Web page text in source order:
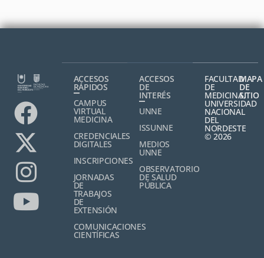
ACCESOS
RÁPIDOS
CAMPUS
VIRTUAL
MEDICINA
CREDENCIALES
DIGITALES
INSCRIPCIONES
JORNADAS
DE
TRABAJOS
DE
EXTENSIÓN
COMUNICACIONES
CIENTÍFICAS
ACCESOS
DE
INTERÉS
UNNE
ISSUNNE
MEDIOS
UNNE
OBSERVATORIO
DE SALUD
PÚBLICA
FACULTAD
DE
MEDICINA,
UNIVERSIDAD
NACIONAL
DEL
NORDESTE
© 2026
MAPA
DE
SITIO